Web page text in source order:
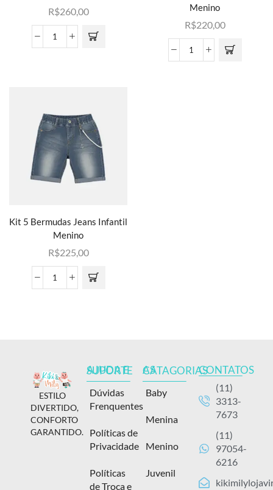
R$260,00
Menino
R$220,00
Kit 5 Bermudas Jeans Infantil
Menino
R$225,00
ESTILO
DIVERTIDO,
CONFORTO
GARANTIDO.
AJUDA E SUPORTE
Dúvidas
Frenquentes
Políticas de
Privacidade
Políticas
de Troca e
AS CATAGORIAS
Baby
Menina
Menino
Juvenil
CONTATOS
(11)
3313-
7673
(11)
97054-
6216